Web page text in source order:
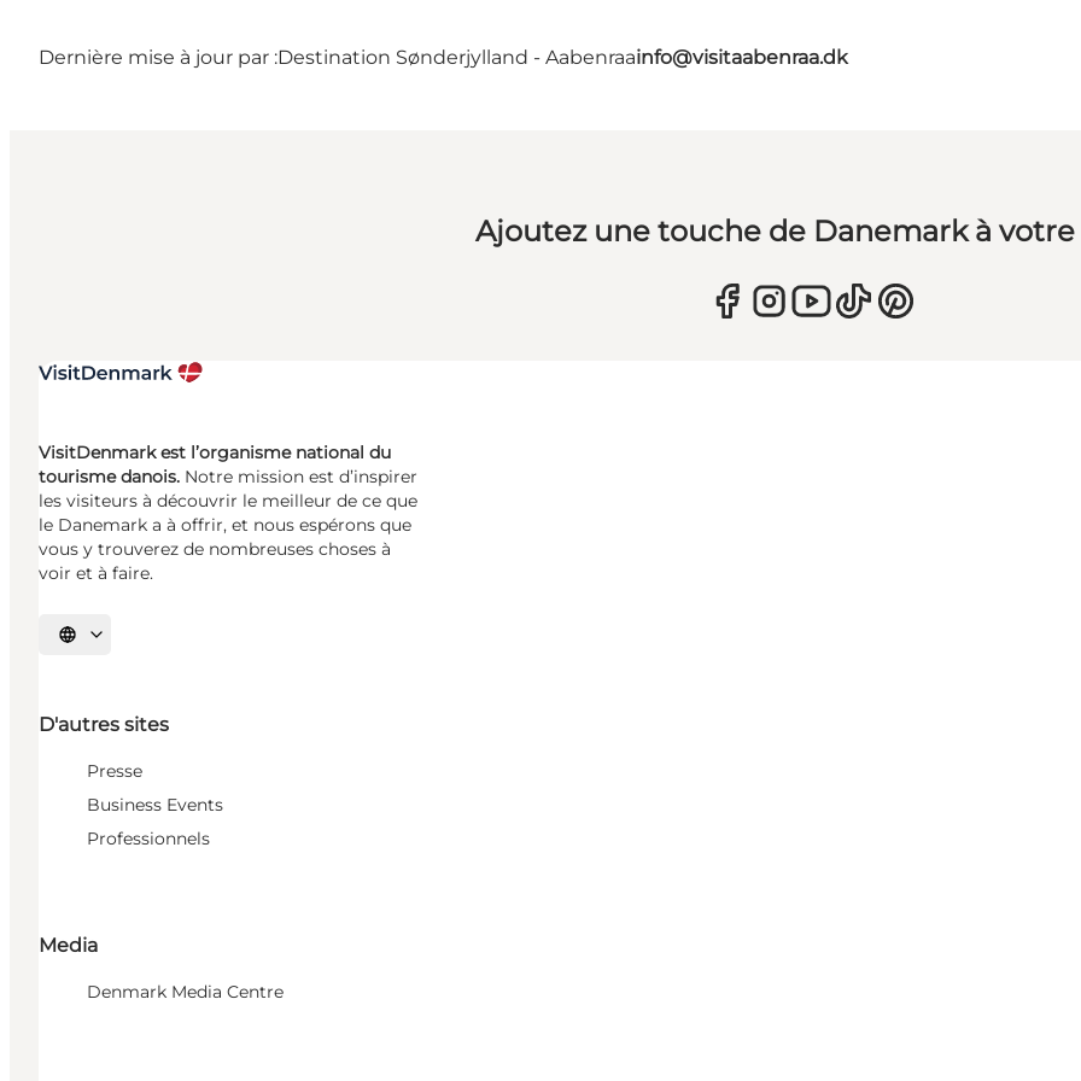
Dernière mise à jour par :Destination Sønderjylland - Aabenraainfo@visitaabenraa.dk
Ajoutez une touche de Danemark à
VisitDenmark est l’organisme national du
tourisme danois. Notre mission est d’inspirer
les visiteurs à découvrir le meilleur de ce que
le Danemark a à offrir, et nous espérons que
vous y trouverez de nombreuses choses à
voir et à faire.
Choisissez la langue
D'autres sites
Presse
Business Events
Professionnels
Media
Denmark Media Centre